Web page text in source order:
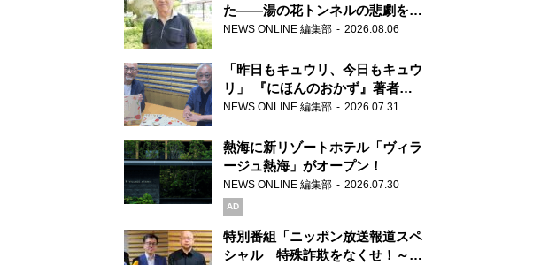
た――湯の花トンネルの悲劇を語
り継ぐ男性
NEWS ONLINE 編集部 2026.08.06
「昨日もキュウリ、今日もキュウ
リ」 『にほんのおかず』著者が
見つけた家庭料理の知恵
NEWS ONLINE 編集部 2026.07.31
熱海に新リゾートホテル「ヴィラ
ージュ熱海」がオープン！
NEWS ONLINE 編集部 2026.07.30
AD
特別番組「ニッポン放送報道スペ
シャル 特殊詐欺をなくせ！～被